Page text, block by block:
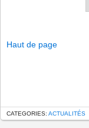
Haut de page
CATEGORIES: ACTUALITÉS